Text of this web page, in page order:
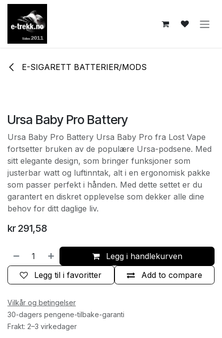
Skip to Content
E-SIGARETT BATTERIER/MODS
Ursa Baby Pro Battery
Ursa Baby Pro Battery Ursa Baby Pro fra Lost Vape
fortsetter bruken av de populære Ursa-podsene. Med
sitt elegante design, som bringer funksjoner som
justerbar watt og luftinntak, alt i en ergonomisk pakke
som passer perfekt i hånden. Med dette settet er du
garantert en diskret opplevelse som dekker alle dine
behov for ditt daglige liv.
kr 291,58
Legg i handlekurven
Add to compare
Legg til i favoritter
Vilkår og betingelser
30-dagers pengene-tilbake-garanti
Frakt: 2–3 virkedager